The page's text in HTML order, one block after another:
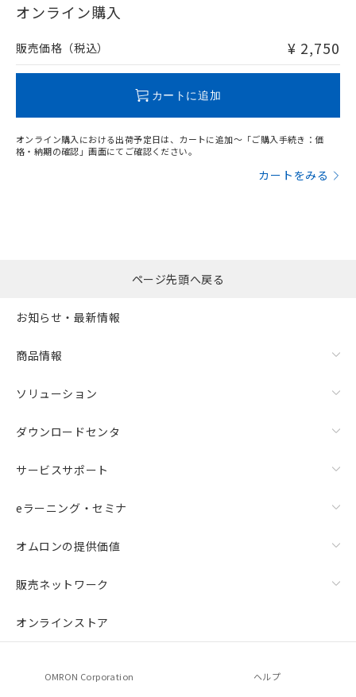
在庫等で未対応品が混在する可能性があります。
問い合わせください。
オンライン購入
販売価格（税込） ¥ 2,750
カートに追加
オンライン購入における出荷予定日は、カートに追加～「ご購入手続き：価
格・納期の確認」画面にてご確認ください。
カートをみる
ページ先頭へ戻る
お知らせ・最新情報
商品情報
ソリューション
ダウンロードセンタ
サービスサポート
eラーニング・セミナ
オムロンの提供価値
販売ネットワーク
オンラインストア
OMRON Corporation ヘルプ